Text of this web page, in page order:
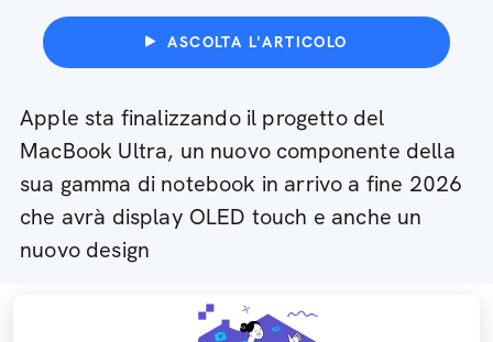
ASCOLTA L'ARTICOLO
Apple sta finalizzando il progetto del
MacBook Ultra, un nuovo componente della
sua gamma di notebook in arrivo a fine 2026
che avrà display OLED touch e anche un
nuovo design